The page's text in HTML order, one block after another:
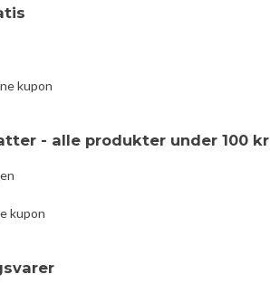
kupon
- alle produkter under 100 kr
kupon